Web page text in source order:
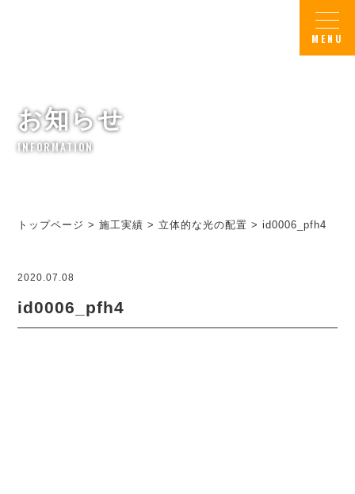
お知らせ
INFORMATION
トップページ >施工実績 > 立体的な光の配置 >id0006_pfh4
2020.07.08
id0006_pfh4